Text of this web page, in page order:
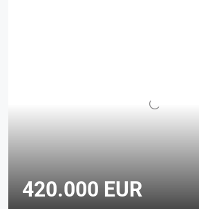
420.000 EUR